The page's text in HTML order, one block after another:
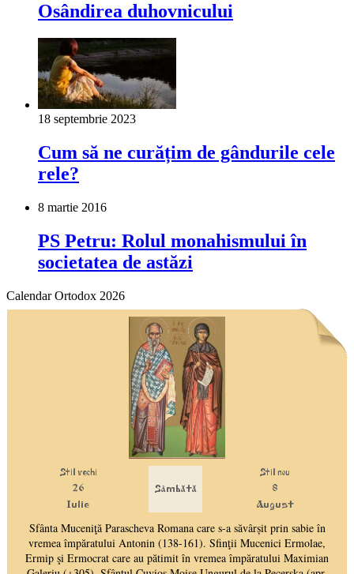
Osândirea duhovnicului
18 septembrie 2023
Cum să ne curățim de gândurile cele
rele?
8 martie 2016
PS Petru: Rolul monahismului în
societatea de astăzi
Calendar Ortodox 2026